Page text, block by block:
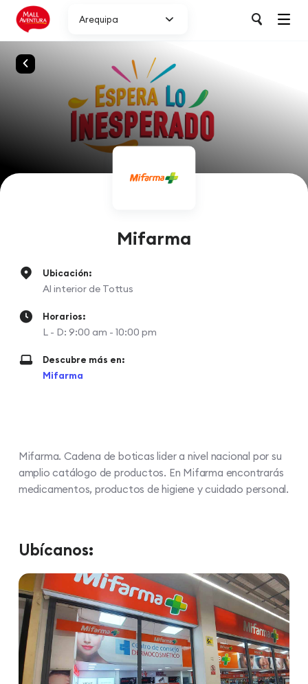
Arequipa
Mifarma
Ubicación:
Al interior de Tottus
Horarios:
L - D: 9:00 am - 10:00 pm
Descubre más en:
Mifarma
Mifarma. Cadena de boticas lider a nivel nacional por su
amplio catálogo de productos. En Mifarma encontrarás
medicamentos, productos de higiene y cuidado personal.
Ubícanos: